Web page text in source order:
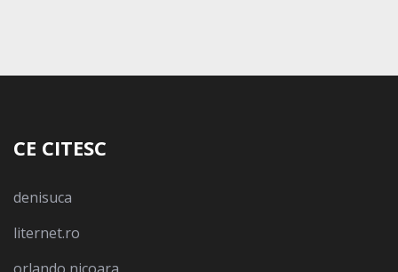
CE CITESC
denisuca
liternet.ro